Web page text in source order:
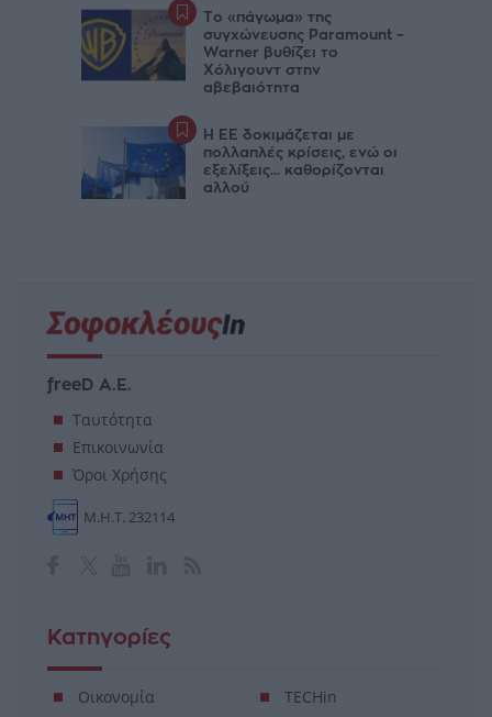
Το «πάγωμα» της
συγχώνευσης Paramount –
Warner βυθίζει το
Χόλιγουντ στην
αβεβαιότητα
Η ΕΕ δοκιμάζεται με
πολλαπλές κρίσεις, ενώ οι
εξελίξεις... καθορίζονται
αλλού
freeD Α.Ε.
Ταυτότητα
Επικοινωνία
Όροι Χρήσης
Μ.Η.Τ. 232114
Κατηγορίες
Οικονομία
TECHin